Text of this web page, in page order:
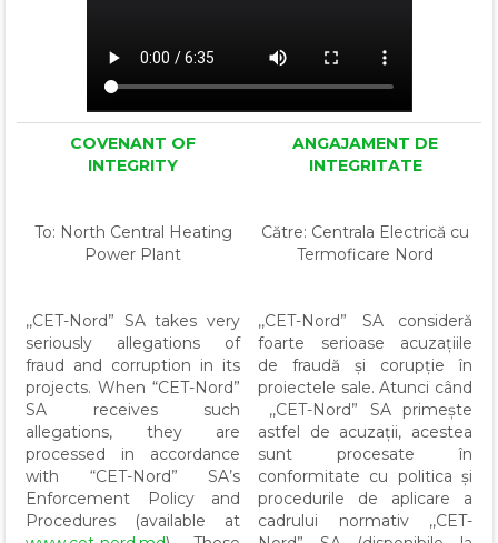
COVENANT OF
INTEGRITY
To: North Central Heating
Power Plant
,,CET-Nord” SA takes very
seriously allegations of
fraud and corruption in its
projects. When “CET-Nord”
SA receives such
allegations, they are
processed in accordance
with “CET-Nord” SA’s
Enforcement Policy and
Procedures (available at
ANGAJAMENT DE
INTEGRITATE
Către: Centrala Electrică cu
Termoficare Nord
,,CET-Nord” SA consideră
foarte serioase acuzațiile
de fraudă și corupție în
proiectele sale. Atunci când
,,CET-Nord” SA primește
astfel de acuzații, acestea
sunt procesate în
conformitate cu politica și
procedurile de aplicare a
cadrului normativ ,,CET-